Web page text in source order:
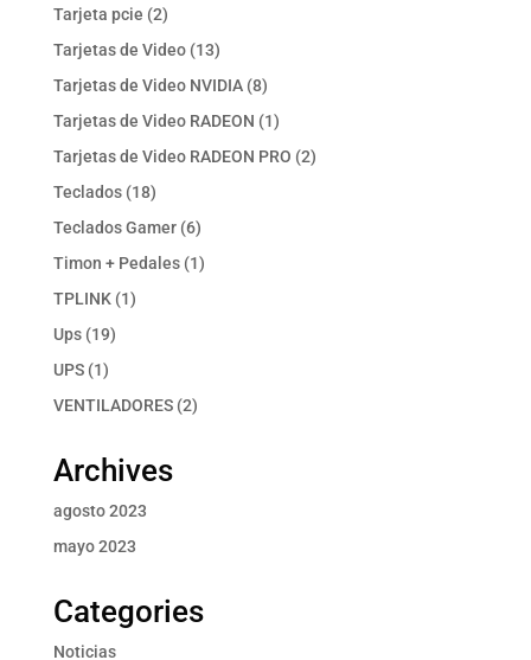
Tarjeta pcie 22
productos
Tarjetas de Video 1313
productos
Tarjetas de Video NVIDIA 88
productos
Tarjetas de Video RADEON 11
producto
Tarjetas de Video RADEON PRO 22
Teclados 1818
productos
Teclados Gamer 66
productos
Timon + Pedales 11
TPLINK 11
Ups 1919
UPS 11
producto
VENTILADORES 22
Archives
agosto 2023
mayo 2023
Categories
Noticias